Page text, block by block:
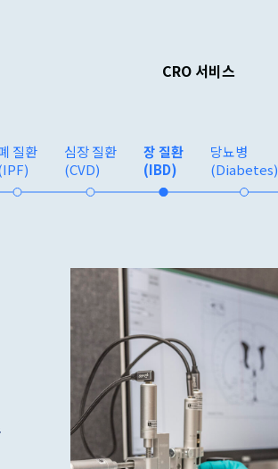
CRO 서비스
질환
심장 질환
(CVD)
장 질환
(IBD)
당뇨병
(Diabetes)